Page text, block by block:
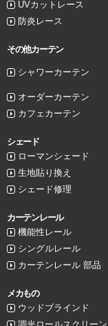
UVカットレース
防炎レース
その他カーテン
シャワーカーテン
オーダーカーテン
カフェカーテン
シェード
ローマンシェード
生地貼り換え
シェード修理
カーテンレール
機能性レール
シングルレール
カーテンレール 部品
メカもの
ウッドブラインド